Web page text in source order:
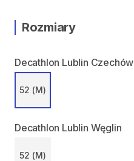
Rozmiary
Decathlon Lublin Czechów
52 (M)
Decathlon Lublin Węglin
52 (M)